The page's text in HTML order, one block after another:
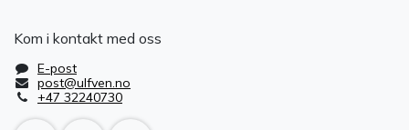
Kom i kontakt med oss
E-post
post@ulfven.no
+47 32240730